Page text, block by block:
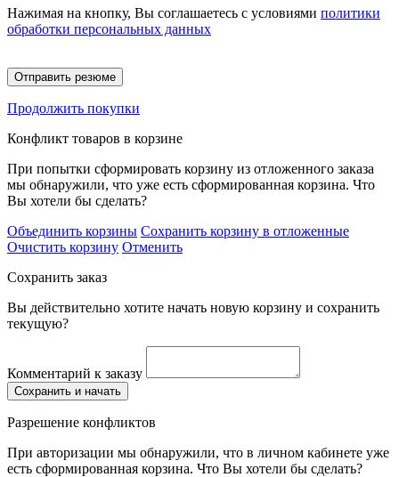
Нажимая на кнопку, Вы соглашаетесь с условиями политики
обработки персональных данных
Отправить резюме
Продолжить покупки
Конфликт товаров в корзине
При попытки сформировать корзину из отложенного заказа
мы обнаружили, что уже есть сформированная корзина. Что
Вы хотели бы сделать?
Объединить корзины Сохранить корзину в отложенные
Очистить корзину Отменить
Сохранить заказ
Вы действительно хотите начать новую корзину и сохранить
текущую?
Комментарий к заказу
Сохранить и начать
Разрешение конфликтов
При авторизации мы обнаружили, что в личном кабинете уже
есть сформированная корзина. Что Вы хотели бы сделать?